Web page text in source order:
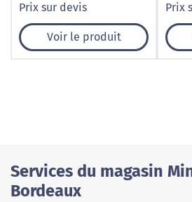
Prix sur devis
Voir le produit
Prix
Services du magasin
Bordeaux